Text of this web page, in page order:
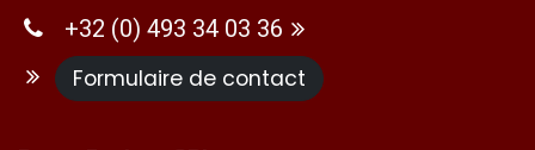
+32 (0) 493 34 03 36
Formulaire de contact